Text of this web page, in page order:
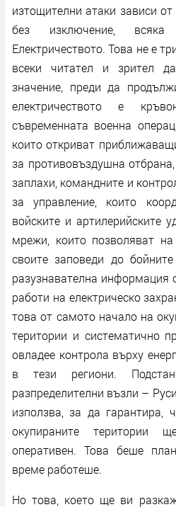
изтощителни атаки зависи
без изключение, всяка
Електричеството. Това не е
всеки читател и зрител
значение, преди да
електричеството е
съвременната военна
които откриват
за противовъздушна
заплахи, командните и
за управление, които
войските и артилерийските
мрежи, които позволяват
своите заповеди до
разузнавателна информация
работи на електрическо
това от самото начало на
територии и систематично
овладее контрола върху
в тези региони.
разпределителни възли –
използва, за да гарантира,
окупираните територии
оперативен. Това беше
време работеше.
Но това, което ще ви